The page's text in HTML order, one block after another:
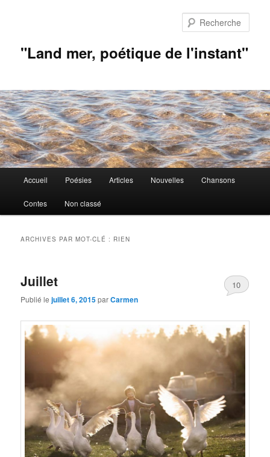
"Land mer, poétique de l'instant"
principal
Accueil Poésies Articles Nouvelles Chansons
Contes Non classé
ARCHIVES PAR MOT-CLÉ : RIEN
Juillet
Publié lejuillet 6, 2015parCarmen
10